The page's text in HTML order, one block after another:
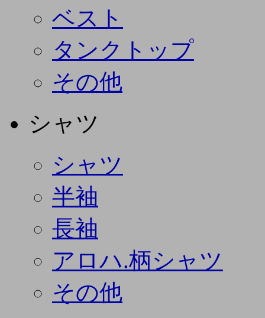
ベスト
タンクトップ
その他
シャツ
シャツ
半袖
長袖
アロハ.柄シャツ
その他